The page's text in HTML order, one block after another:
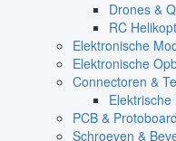
Drones &
RC
Elektronische
Elektronische
Connectoren &
PCB & Protoboard
Schroeven &